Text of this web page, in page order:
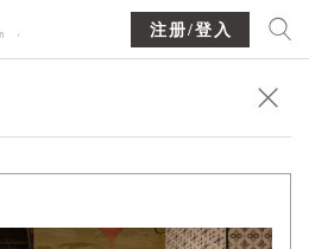
注册/登入